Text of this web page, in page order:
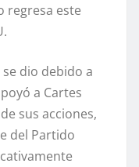
regresa este
dio debido a
a Cartes
sus acciones,
del Partido